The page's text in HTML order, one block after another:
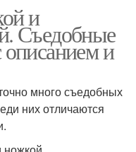
и
Съедобные
и
много съедобных
них отличаются